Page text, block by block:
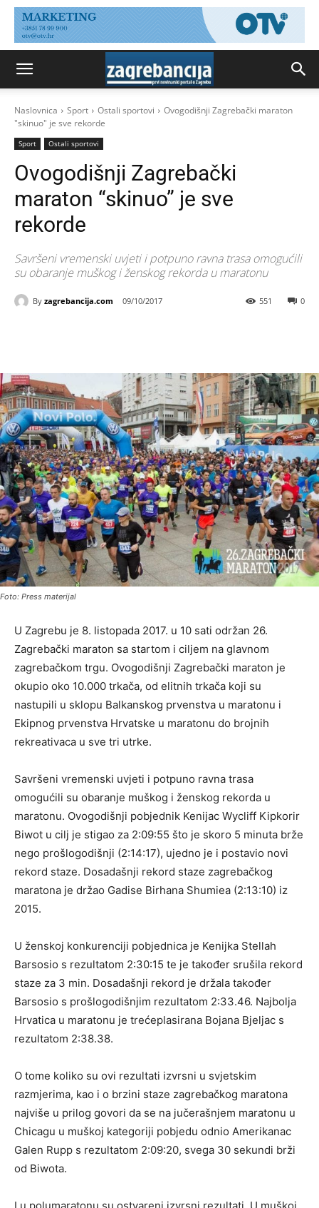
Naslovnica Sport Ostali sportovi
Ovogodišnji Zagrebački maraton
"skinuo" je sve rekorde
Sport Ostali sportovi
Ovogodišnji Zagrebački
maraton “skinuo” je sve
rekorde
Savršeni vremenski uvjeti i potpuno ravna trasa omogućili
su obaranje muškog i ženskog rekorda u maratonu
By zagrebancija.com 09/10/2017 0
551
Foto: Press materijal
U Zagrebu je 8. listopada 2017. u 10 sati održan 26.
Zagrebački maraton sa startom i ciljem na glavnom
zagrebačkom trgu. Ovogodišnji Zagrebački maraton je
okupio oko 10.000 trkača, od elitnih trkača koji su
nastupili u sklopu Balkanskog prvenstva u maratonu i
Ekipnog prvenstva Hrvatske u maratonu do brojnih
rekreativaca u sve tri utrke.
Savršeni vremenski uvjeti i potpuno ravna trasa
omogućili su obaranje muškog i ženskog rekorda u
maratonu. Ovogodišnji pobjednik Kenijac Wycliff Kipkorir
Biwot u cilj je stigao za 2:09:55 što je skoro 5 minuta brže
nego prošlogodišnji (2:14:17), ujedno je i postavio novi
rekord staze. Dosadašnji rekord staze zagrebačkog
maratona je držao Gadise Birhana Shumiea (2:13:10) iz
2015.
U ženskoj konkurenciji pobjednica je Kenijka Stellah
Barsosio s rezultatom 2:30:15 te je također srušila rekord
staze za 3 min. Dosadašnji rekord je držala također
Barsosio s prošlogodišnjim rezultatom 2:33.46. Najbolja
Hrvatica u maratonu je trećeplasirana Bojana Bjeljac s
rezultatom 2:38.38.
O tome koliko su ovi rezultati izvrsni u svjetskim
razmjerima, kao i o brzini staze zagrebačkog maratona
najviše u prilog govori da se na jučerašnjem maratonu u
Chicagu u muškoj kategoriji pobjedu odnio Amerikanac
Galen Rupp s rezultatom 2:09:20, svega 30 sekundi brži
od Biwota.